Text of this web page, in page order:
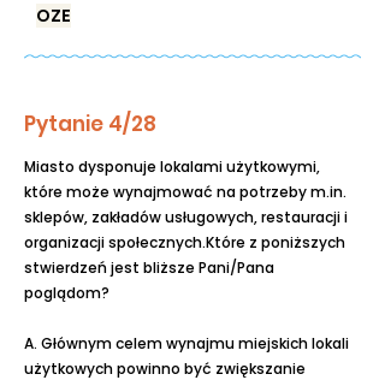
OZE
Pytanie 4/28
Miasto dysponuje lokalami użytkowymi,
które może wynajmować na potrzeby m.in.
sklepów, zakładów usługowych, restauracji i
organizacji społecznych.Które z poniższych
stwierdzeń jest bliższe Pani/Pana
poglądom?
A. Głównym celem wynajmu miejskich lokali
użytkowych powinno być zwiększanie